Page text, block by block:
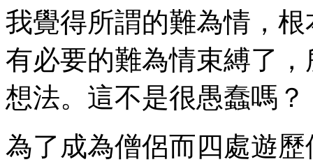
我覺得所謂的難為情，
有必要的難為情束縛了
想法。這不是很愚蠢嗎？
為了成為僧侶而四處遊